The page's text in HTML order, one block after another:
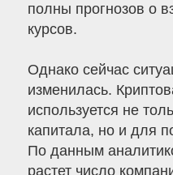
полны прогнозов о
курсов.
Однако сейчас
изменилась.
используется не
капитала, но и для
По данным
растет число